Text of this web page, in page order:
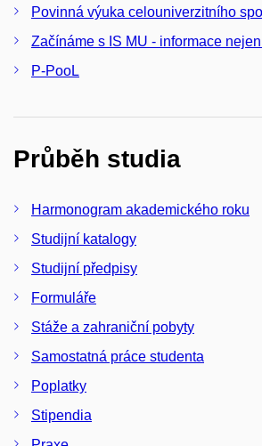
Povinná výuka celouniverzitního
Začínáme s IS MU - informace
P-PooL
Průběh studia
Harmonogram akademického roku
Studijní katalogy
Studijní předpisy
Formuláře
Stáže a zahraniční pobyty
Samostatná práce studenta
Poplatky
Stipendia